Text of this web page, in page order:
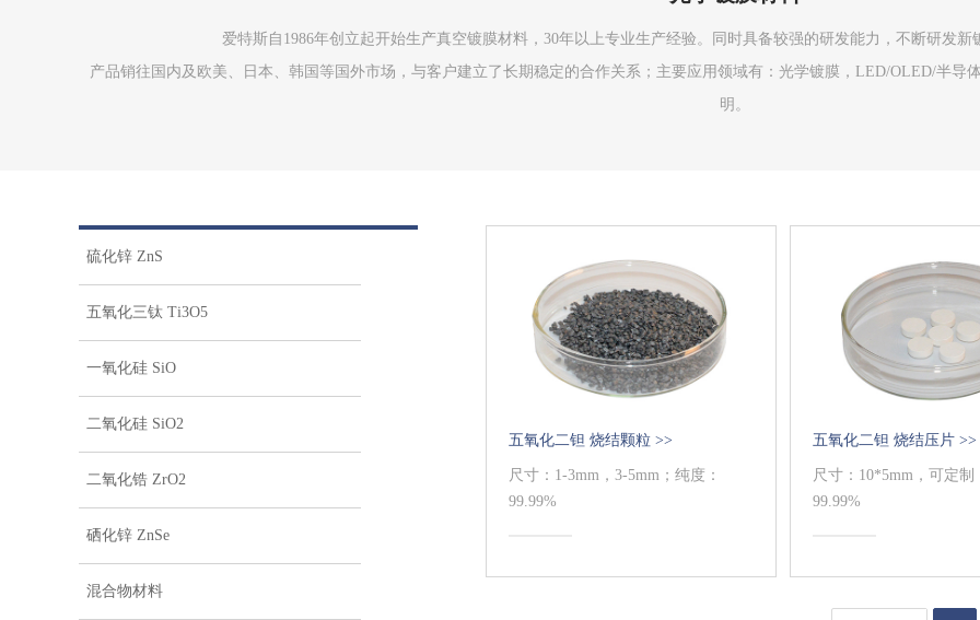
爱特斯自1986年创立起开始生产真空镀膜材料，30年以上专业生产经验。同时具备较强的研发能力，不断研发新
产品销往国内及欧美、日本、韩国等国外市场，与客户建立了长期稳定的合作关系；主要应用领域有：光学镀膜，LED/OLED/半导
明。
硫化锌 ZnS
五氧化三钛 Ti3O5
一氧化硅 SiO
二氧化硅 SiO2
二氧化锆 ZrO2
硒化锌 ZnSe
混合物材料
五氧化二钽 烧结颗粒 >>
尺寸：1-3mm，3-5mm；纯度：
99.99%
五氧化二钽 烧结压片 >>
尺寸：10*5mm，可定制
99.99%